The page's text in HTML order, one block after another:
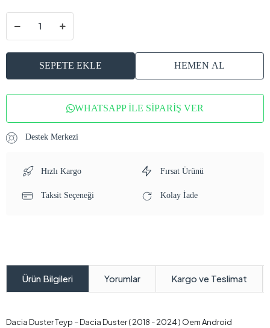
SEPETE EKLE HEMEN AL
WHATSAPP İLE SİPARİŞ VER
Destek Merkezi
Hızlı Kargo Fırsat Ürünü
Taksit Seçeneği Kolay İade
Ürün Bilgileri Yorumlar Kargo ve Teslimat
Dacia Duster Teyp – Dacia Duster ( 2018 - 2024 ) Oem Android